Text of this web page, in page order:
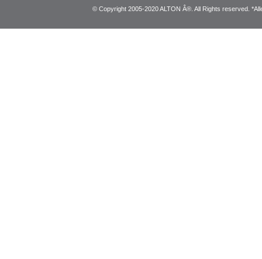
© Copyright 2005-2020 ALTON Â®. All Rights reserved.